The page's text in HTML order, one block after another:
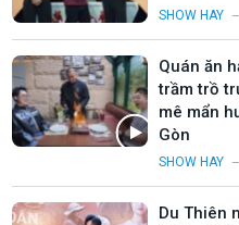
SHOW HAY
Quán ăn
trầm trồ
mê mẩn
Gòn
SHOW HAY
Du Thiên